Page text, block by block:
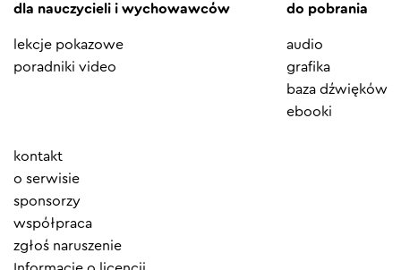
dla nauczycieli i wychowawców
lekcje pokazowe
poradniki video
do pobrania
audio
grafika
baza dźwięków
ebooki
Element
menu
kontakt
o serwisie
sponsorzy
współpraca
zgłoś naruszenie